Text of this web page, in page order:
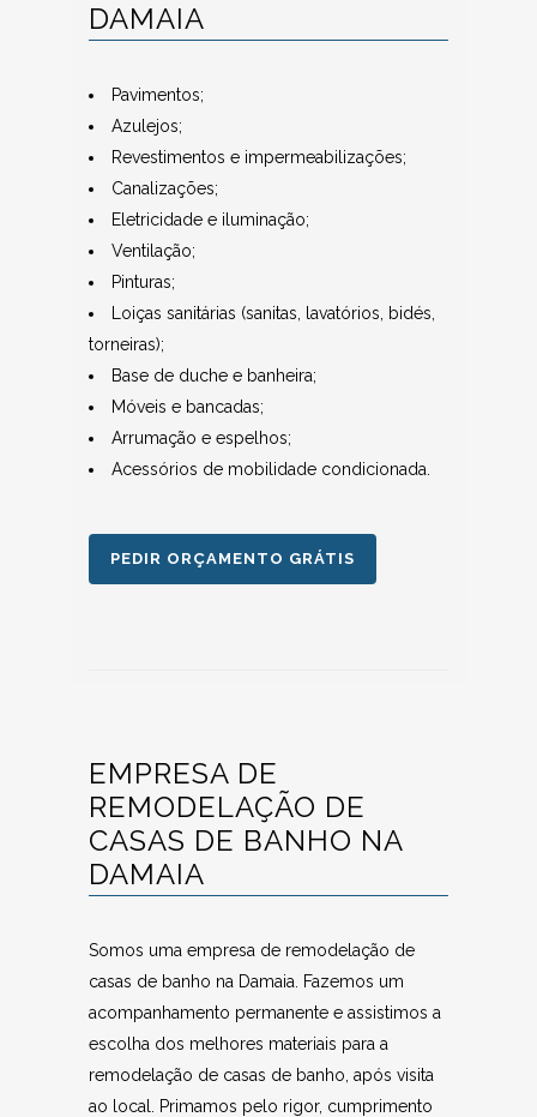
DAMAIA
Pavimentos;
Azulejos;
Revestimentos e impermeabilizações;
Canalizações;
Eletricidade e iluminação;
Ventilação;
Pinturas;
Loiças sanitárias (sanitas, lavatórios, bidés,
torneiras);
Base de duche e banheira;
Móveis e bancadas;
Arrumação e espelhos;
Acessórios de mobilidade condicionada.
PEDIR ORÇAMENTO GRÁTIS
EMPRESA DE
REMODELAÇÃO DE
CASAS DE BANHO NA
DAMAIA
Somos uma empresa de remodelação de
casas de banho na Damaia. Fazemos um
acompanhamento permanente e assistimos a
escolha dos melhores materiais para a
remodelação de casas de banho, após visita
ao local. Primamos pelo rigor, cumprimento